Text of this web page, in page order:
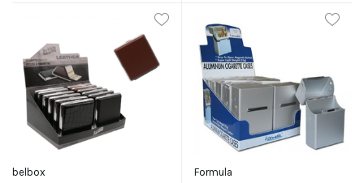
belbox Formula